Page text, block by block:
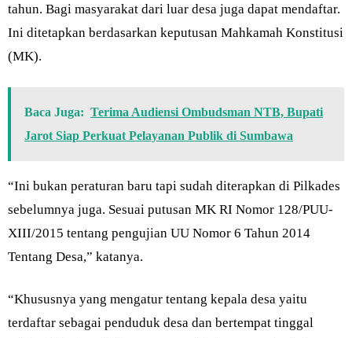
tahun. Bagi masyarakat dari luar desa juga dapat mendaftar.
Ini ditetapkan berdasarkan keputusan Mahkamah Konstitusi
(MK).
Baca Juga: Terima Audiensi Ombudsman NTB, Bupati
Jarot Siap Perkuat Pelayanan Publik di Sumbawa
“Ini bukan peraturan baru tapi sudah diterapkan di Pilkades
sebelumnya juga. Sesuai putusan MK RI Nomor 128/PUU-
XIII/2015 tentang pengujian UU Nomor 6 Tahun 2014
Tentang Desa,” katanya.
“Khususnya yang mengatur tentang kepala desa yaitu
terdaftar sebagai penduduk desa dan bertempat tinggal